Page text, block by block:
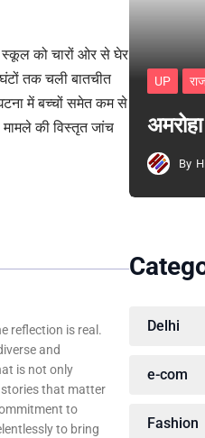
स्कूल को चारों ओर से घेर
तक चली बातचीत
में बच्चों समेत कम से
की विस्तृत जांच
reflection is real.
and
is not only
that matter
to
to bring
UP
By
Delhi
e-com
Fashion